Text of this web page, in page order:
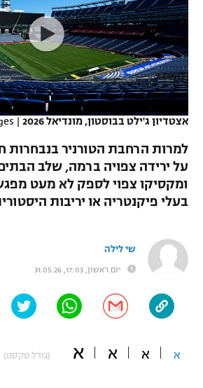
VOD
רץ ברשת
תוצאות
לוח שידורים
ברחבה
נבחרת ישראל
מכבי חיפה
בית"ר ירושלים
מכבי תל אביב
הפועל תל אביב
הפועל חיפה
מכבי נתניה
ליגה ספרדית
ליגה איטלקית
ליגה צרפתית
ליגה טורקית
ליגה סינית
ליגות נוספות
כדורסל נשים
מכבי תל אביב
הפועל חולון
הפועל ירושלים
דני אבדיה
יורוליג
יורוקאפ
טניס
כדוריד
כדורעף
שחייה
ג'ודו
אגרוף
ספורט אולימפי
היאבקות WWE
אצטדיון ג'ילט בבוסטון, מונדיאל 2026 |
למרות הרחבת הטורניר בנבחרות
על ירידה צפויה ברמה, שלב
ומקסיקו צפוי לספק לא מעט
בעלי פיקנטריה או יריבות
שי לילה
יום ראשון, 17:03, 31.05.26
א א א א (גודל טקסט)